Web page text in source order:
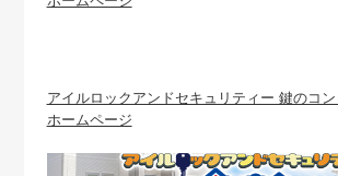
アイルロックアンドセキュリティー 鍵のコン
ホームページ